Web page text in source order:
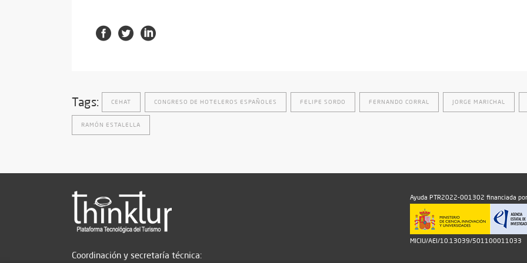
Tags: CEHAT CONGRESO DE HOTELEROS ESPAÑOLES FELIPE SORDO FERNANDO CORRAL JORGE MARICHAL
RAMÓN ESTALELLA
Coordinación y secretaría técnica:
Ayuda PTR2022-001302 financiada
MICIU/AEI/10.13039/501100011033